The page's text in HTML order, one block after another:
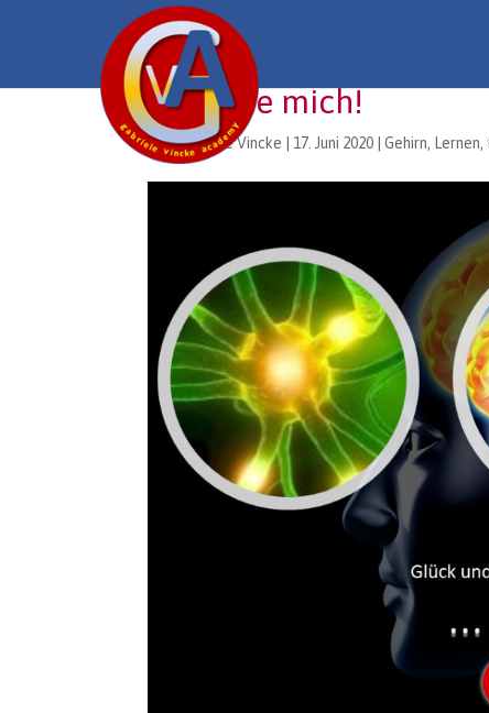
Ich liebe mich!
vonGabriele Vincke 17. Juni 2020 |Gehirn, Lernen,